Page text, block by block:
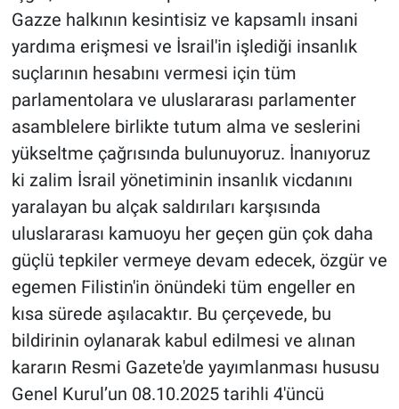
Gazze halkının kesintisiz ve kapsamlı insani
yardıma erişmesi ve İsrail'in işlediği insanlık
suçlarının hesabını vermesi için tüm
parlamentolara ve uluslararası parlamenter
asamblelere birlikte tutum alma ve seslerini
yükseltme çağrısında bulunuyoruz. İnanıyoruz
ki zalim İsrail yönetiminin insanlık vicdanını
yaralayan bu alçak saldırıları karşısında
uluslararası kamuoyu her geçen gün çok daha
güçlü tepkiler vermeye devam edecek, özgür ve
egemen Filistin'in önündeki tüm engeller en
kısa sürede aşılacaktır. Bu çerçevede, bu
bildirinin oylanarak kabul edilmesi ve alınan
kararın Resmi Gazete'de yayımlanması hususu
Genel Kurul’un 08.10.2025 tarihli 4'üncü